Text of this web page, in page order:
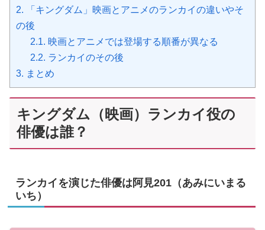
2. 「キングダム」映画とアニメのランカイの違いやそ
の後
2.1. 映画とアニメでは登場する順番が異なる
2.2. ランカイのその後
3. まとめ
キングダム（映画）ランカイ役の
俳優は誰？
ランカイを演じた俳優は阿見201（あみにいまる
いち）